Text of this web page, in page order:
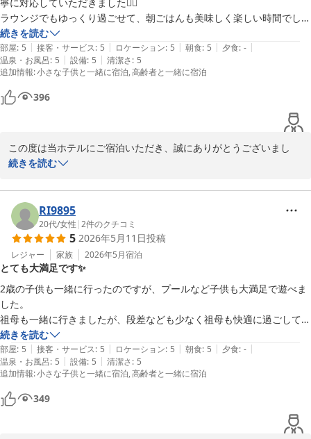
すので、ご滞在を満喫いただけたご様子に安心しております。
お部屋のアメニティやお飲み物につきましても、お客様の旅のひと
ときが少しでも快適で特別なものになりますようご用意しておりま
すため、お喜びいただけて何よりでございます。
さらに、スタッフへの温かいお言葉まで頂戴し、心より感謝申し上
今後も皆様に心地よくお過ごしいただける空間とサービスを目指
し、努めてまいります。
おります。
ＰＧＭホテルリゾート沖縄（２０２６年４月２５日 先行営業開
始）
2026-05-18
ラウンジでもゆっくり過ごせて、朝ごはんも美味しく楽しい時間でし
た！
また利用させて頂きたいです🙏
続きを読む
部屋: 5 | 接客・サービス: 5 | ロケーション: 5 | 朝食: 5 | 夕食: - |
温泉・お風呂: 5 | 設備: 5 | 清潔さ: 5
追加情報:小さな子供と一緒に宿泊 高齢者と一緒に宿泊
396
この度は当ホテルにご宿泊いただき、誠にありがとうございまし
た。
お子様にプールを満喫していただけたとのこと、ご家族皆様で楽し
い時間をお過ごしいただけたご様子を大変嬉しく拝読いたしまし
た。
また、スタッフの対応につきましても温かいお言葉を頂戴し、心よ
り感謝申し上げます。お客様に安心して快適にお過ごしいただける
よう心掛けておりますので、そのように感じていただけましたこと
は、私どもにとって大きな励みでございます。
ラウンジではゆったりとしたリゾート時間をお楽しみいただき、ご
朝食につきましてもご満足いただけたとのこと、嬉しい限りでござ
います。沖縄らしい食材を取り入れたメニューもご用意しておりま
すので、次回ご来館の際にはまた違った味わいもお楽しみいただけ
るかと存じます。
また、館内のプールやリラクゼーション施設は、お子様連れのご家
続きを読む
RI9895
20代/女性 |2件のクチコミ
5 2026年5月11日投稿
レジャー 家族 2026年5月宿泊
とても大満足です✨️
2歳の子供も一緒に行ったのですが、プールなど子供も大満足で遊べま
した。
祖母も一緒に行きましたが、段差なども少なく祖母も快適に過ごしてま
した。
他にもお部屋内も全て綺麗でアメニティグッズも香りなどもよくとても
満足です！！
朝食も和食・洋食と沢山あって美味しかったです！！
また家族で行きたいと思いました。
続きを読む
部屋: 5 | 接客・サービス: 5 | ロケーション: 5 | 朝食: 5 | 夕食: - |
温泉・お風呂: 5 | 設備: 5 | 清潔さ: 5
追加情報:小さな子供と一緒に宿泊 高齢者と一緒に宿泊
349